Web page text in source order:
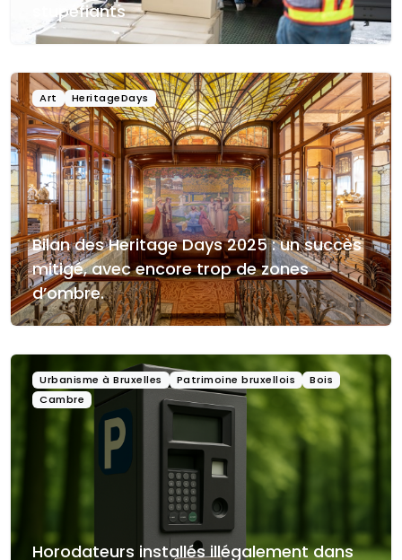
stupéfiants
Art HeritageDays
Bilan des Heritage Days 2025 : un succès
mitigé, avec encore trop de zones
d’ombre.
Urbanisme à Bruxelles Patrimoine bruxellois
Bois
Cambre
Horodateurs installés illégalement dans